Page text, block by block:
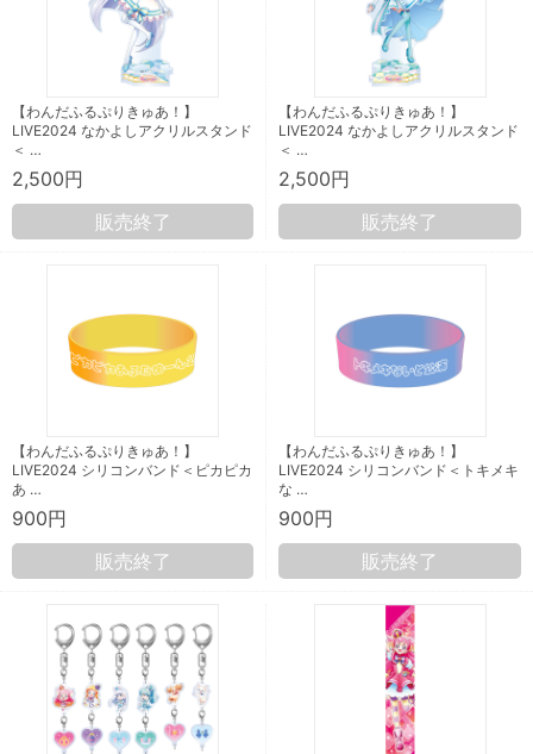
【わんだふるぷりきゅあ！】
LIVE2024 なかよしアクリルスタンド
＜ …
2,500円
販売終了
【わんだふるぷりきゅあ！】
LIVE2024 なかよしアクリルスタンド
＜ …
2,500円
販売終了
【わんだふるぷりきゅあ！】
LIVE2024 シリコンバンド＜ピカピカ
あ …
900円
販売終了
【わんだふるぷりきゅあ！】
LIVE2024 シリコンバンド＜トキメキ
な …
900円
販売終了